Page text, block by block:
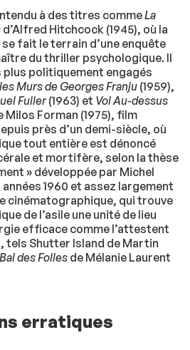
à des titres commeLa
d’Alfred Hitchcock (1945), où la
fait le terrain d’une enquête
du thriller psychologique. Il
politiquement engagés
Murs de Georges Franju(1959),
Fuller(1963) et Vol Au-dessus
Milos Forman (1975), film
près d’un demi-siècle, où
tout entière est dénoncé
et mortifère, selon la thèse
» développée par Michel
1960 et assez largement
cinématographique, qui trouve
de l’asile une unité de lieu
efficace comme l’attestent
tels Shutter Island de Martin
des Folles de Mélanie Laurent
erratiques